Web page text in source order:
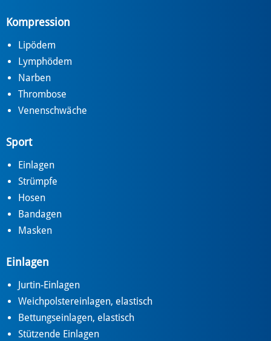
Kompression
Lipödem
Lymphödem
Narben
Thrombose
Venenschwäche
Sport
Einlagen
Strümpfe
Hosen
Bandagen
Masken
Einlagen
Jurtin-Einlagen
Weichpolstereinlagen, elastisch
Bettungseinlagen, elastisch
Stützende Einlagen